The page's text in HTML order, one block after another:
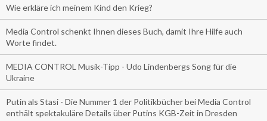
Wie erkläre ich meinem Kind den Krieg?
Media Control schenkt Ihnen dieses Buch, damit Ihre Hilfe auch
Worte findet.
MEDIA CONTROL Musik-Tipp - Udo Lindenbergs Song für die
Ukraine
Putin als Stasi - Die Nummer 1 der Politikbücher bei Media Control
enthält spektakuläre Details über Putins KGB-Zeit in Dresden